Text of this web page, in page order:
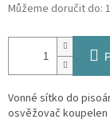
Můžeme doručit do:
Vonné sítko do
osvěžovač koupelen